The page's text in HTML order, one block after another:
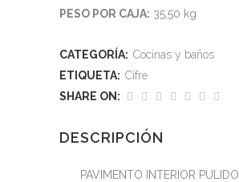
PESO POR CAJA: 35,50 kg
CATEGORÍA: Cocinas y baños
ETIQUETA: Cifre
SHARE ON:
DESCRIPCIÓN
PAVIMENTO INTERIOR PULIDO